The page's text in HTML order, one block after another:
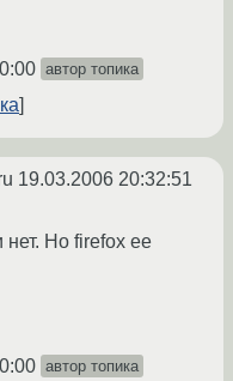
автор топика
19.03.2006 20:32:51
нет. Но firefox ее
автор топика